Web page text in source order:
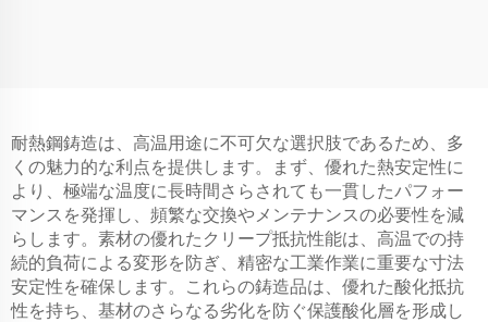
耐熱鋼鋳造は、高温用途に不可欠な選択肢であるため、多
くの魅力的な利点を提供します。まず、優れた熱安定性に
より、極端な温度に長時間さらされても一貫したパフォー
マンスを発揮し、頻繁な交換やメンテナンスの必要性を減
らします。素材の優れたクリープ抵抗性能は、高温での持
続的負荷による変形を防ぎ、精密な工業作業に重要な寸法
安定性を確保します。これらの鋳造品は、優れた酸化抵抗
性を持ち、基材のさらなる劣化を防ぐ保護酸化層を形成し